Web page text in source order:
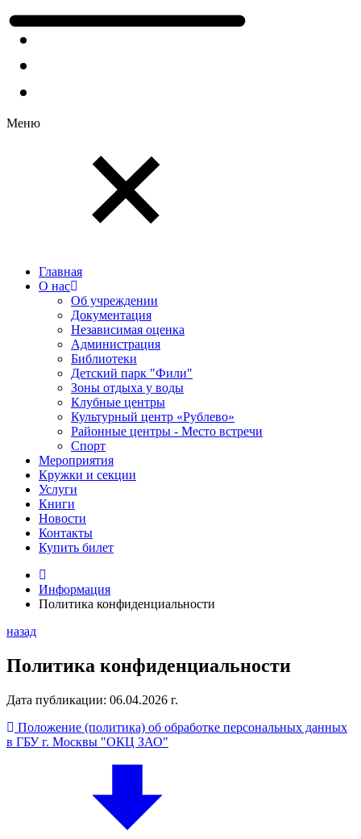
Меню
Главная
О нас
Об учреждении
Документация
Независимая оценка
Администрация
Библиотеки
Детский парк "Фили"
Зоны отдыха у воды
Клубные центры
Культурный центр «Рублево»
Районные центры - Место встречи
Спорт
Мероприятия
Кружки и секции
Услуги
Книги
Новости
Контакты
Купить билет
Информация
Политика конфиденциальности
назад
Политика конфиденциальности
Дата публикации: 06.04.2026 г.
Положение (политика) об обработке персональных данных
в ГБУ г. Москвы "ОКЦ ЗАО"